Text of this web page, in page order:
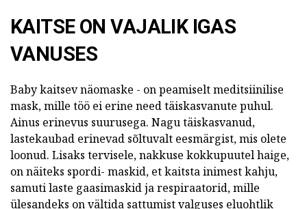
KAITSE ON VAJALIK IGAS
VANUSES
Baby kaitsev näomaske - on peamiselt meditsiinilise
mask, mille töö ei erine need täiskasvanute puhul.
Ainus erinevus suurusega. Nagu täiskasvanud,
lastekaubad erinevad sõltuvalt eesmärgist, mis olete
loonud. Lisaks tervisele, nakkuse kokkupuutel haige,
on näiteks spordi- maskid, et kaitsta inimest kahju,
samuti laste gaasimaskid ja respiraatorid, mille
ülesandeks on vältida sattumist valguses eluohtlik